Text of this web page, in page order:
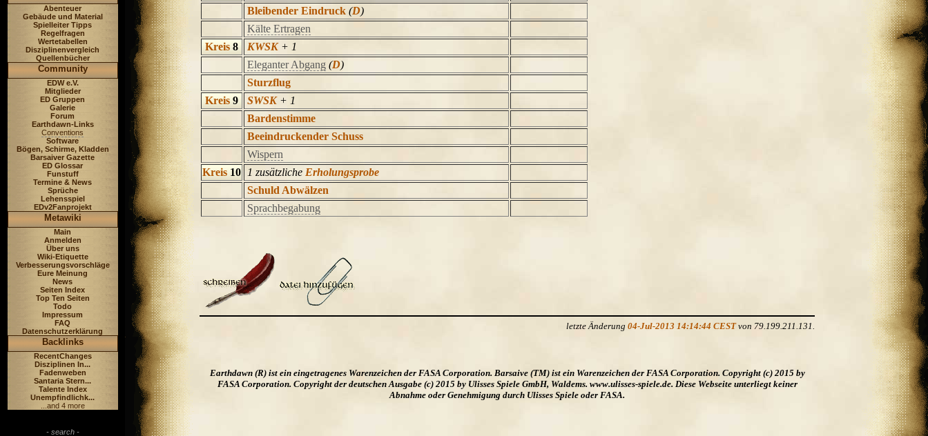
Abenteuer
Gebäude und Material
Spielleiter Tipps
Regelfragen
Wertetabellen
Disziplinenvergleich
Quellenbücher
Community
EDW e.V.
Mitglieder
ED Gruppen
Galerie
Forum
Earthdawn-Links
Conventions
Software
Bögen, Schirme, Kladden
Barsaiver Gazette
ED Glossar
Funstuff
Termine & News
Sprüche
Lehensspiel
EDv2Fanprojekt
Metawiki
Main
Anmelden
Über uns
Wiki-Etiquette
Verbesserungsvorschläge
Eure Meinung
News
Seiten Index
Top Ten Seiten
Todo
Impressum
FAQ
Datenschutzerklärung
Backlinks
RecentChanges
Disziplinen In...
Fadenweben
Santaria Stern...
Talente Index
Unempfindlichk...
...and 4 more
- search -
Bleibender Eindruck (D)
Kälte Ertragen
Kreis 8 KWSK+ 1
Eleganter Abgang (D)
Sturzflug
Kreis 9 SWSK+ 1
Bardenstimme
Beeindruckender Schuss
Wispern
Kreis 10 1 zusätzliche Erholungsprobe
Schuld Abwälzen
Sprachbegabung
letzte Änderung 04-Jul-2013 14:14:44 CESTvon 79.199.211.131.
Earthdawn (R) ist ein eingetragenes Warenzeichen der FASA Corporation. Barsaive (TM) ist ein Warenzeichen der FASA Corporation. Copyright (c) 2015 by
FASA Corporation. Copyright der deutschen Ausgabe (c) 2015 by Ulisses Spiele GmbH, Waldems. www.ulisses-spiele.de. Diese Webseite unterliegt keiner
Abnahme oder Genehmigung durch Ulisses Spiele oder FASA.